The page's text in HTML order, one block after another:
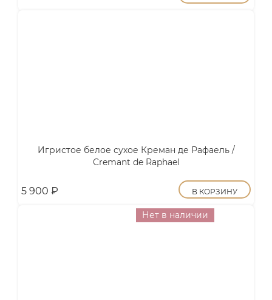
Игристое белое сухое Креман де Рафаель /
Cremant de Raphael
5 900 ₽ В КОРЗИНУ
Нет в наличии